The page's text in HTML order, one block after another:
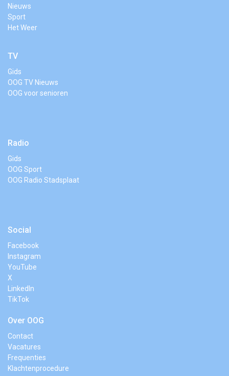
Nieuws
Sport
Het Weer
TV
Gids
OOG TV Nieuws
OOG voor senioren
Radio
Gids
OOG Sport
OOG Radio Stadsplaat
Social
Facebook
Instagram
YouTube
X
LinkedIn
TikTok
Over OOG
Contact
Vacatures
Frequenties
Klachtenprocedure